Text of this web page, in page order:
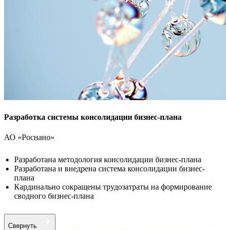
Разработка системы консолидации бизнес-плана
АО «Роснано»
Разработана методология консолидации бизнес-плана
Разработана и внедрена система консолидации бизнес-
плана
Кардинально сокращены трудозатраты на формирование
сводного бизнес-плана
Свернуть